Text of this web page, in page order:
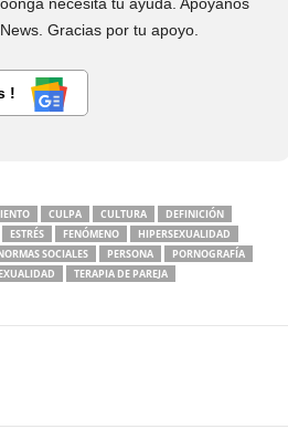
Gracias por tu apoyo.
!
CULPA CULTURA
DEFINICIÓN
ESTRÉS FENÓMENO
HIPERSEXUALIDAD
SOCIALES PERSONA
PORNOGRAFÍA
TERAPIA DE PAREJA